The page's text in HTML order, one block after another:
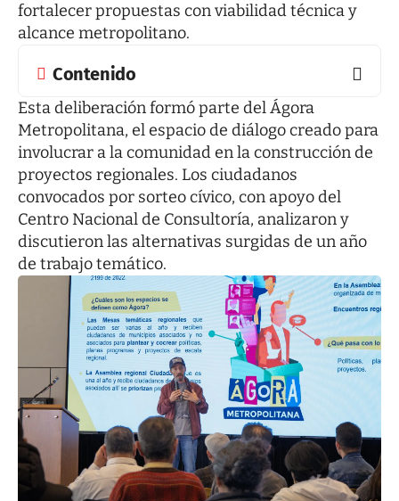
fortalecer propuestas con viabilidad técnica y
alcance metropolitano.
Contenido
Esta deliberación formó parte del Ágora
Metropolitana, el espacio de diálogo creado para
involucrar a la comunidad en la construcción de
proyectos regionales. Los ciudadanos
convocados por sorteo cívico, con apoyo del
Centro Nacional de Consultoría, analizaron y
discutieron las alternativas surgidas de un año
de trabajo temático.